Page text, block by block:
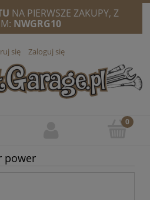
NA PIERWSZE ZAKUPY, Z
NWGRG10
się Zaloguj się
power